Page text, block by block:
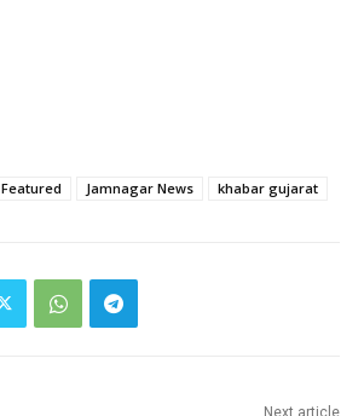
Featured Jamnagar News khabar gujarat